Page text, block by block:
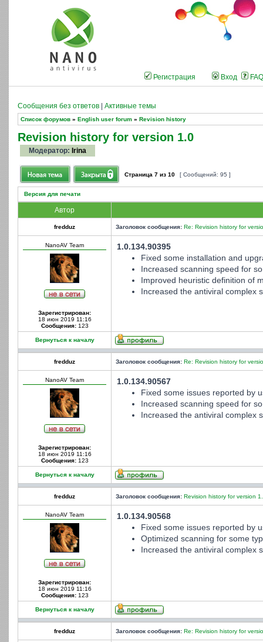
Регистрация Вход FAQ
Сообщения без ответов Активные темы
Список форумов » English user forum » Revision history
Revision history for version 1.0
Модератор: Irina
Страница 7 из 10 [ Сообщений: 95 ]
Версия для печати
Автор
fredduz Заголовок сообщения: Re: Revision history for
NanoAV Team
Зарегистрирован:
18 июн 2019 11:16
Сообщения:123
1.0.134.90395
Fixed some installation and
Increased scanning speed for
Improved heuristic definition of
Increased the antiviral complex
Вернуться к началу
fredduz Заголовок сообщения: Re: Revision history for
NanoAV Team
Зарегистрирован:
18 июн 2019 11:16
Сообщения:123
1.0.134.90567
Fixed some issues reported by
Increased scanning speed for
Increased the antiviral complex
Вернуться к началу
fredduz Заголовок сообщения: Revision history for version
NanoAV Team
Зарегистрирован:
18 июн 2019 11:16
Сообщения:123
1.0.134.90568
Fixed some issues reported by
Optimized scanning for some
Increased the antiviral complex
Вернуться к началу
fredduz Заголовок сообщения: Re: Revision history for